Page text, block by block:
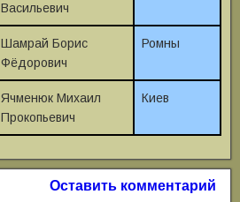
Васильевич
Шамрай Борис
Фёдорович
Ромны
Ячменюк Михаил
Прокопьевич
Киев
Оставить комментарий